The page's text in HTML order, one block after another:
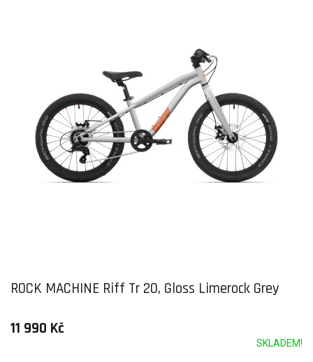
ROCK MACHINE Riff Tr 20, Gloss Limerock Grey
11 990 Kč
SKLADEM!